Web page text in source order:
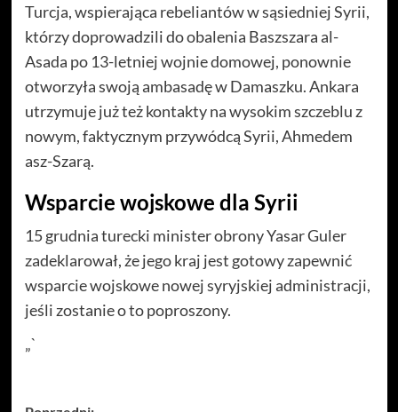
Turcja, wspierająca rebeliantów w sąsiedniej Syrii,
którzy doprowadzili do obalenia Baszszara al-
Asada po 13-letniej wojnie domowej, ponownie
otworzyła swoją ambasadę w Damaszku. Ankara
utrzymuje już też kontakty na wysokim szczeblu z
nowym, faktycznym przywódcą Syrii, Ahmedem
asz-Szarą.
Wsparcie wojskowe dla Syrii
15 grudnia turecki minister obrony Yasar Guler
zadeklarował, że jego kraj jest gotowy zapewnić
wsparcie wojskowe nowej syryjskiej administracji,
jeśli zostanie o to poproszony.
„`